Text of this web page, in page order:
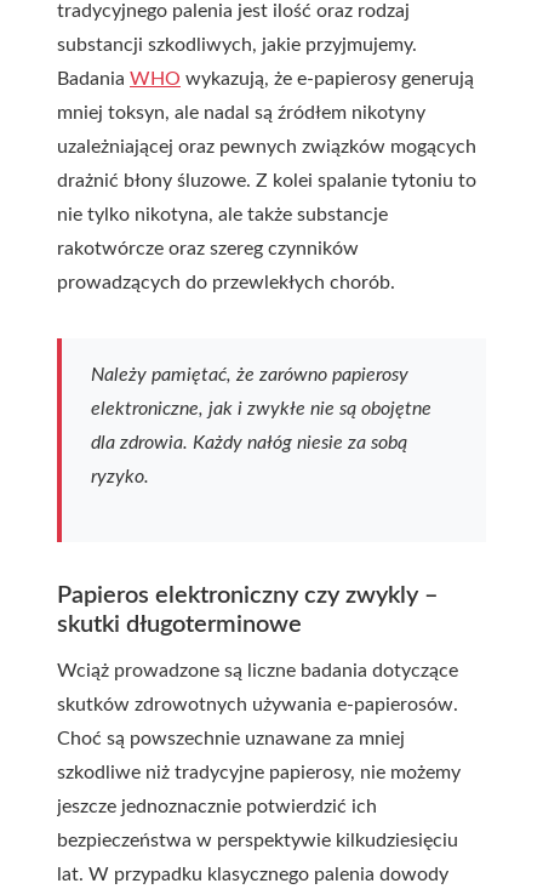
tradycyjnego palenia jest ilość oraz rodzaj
substancji szkodliwych, jakie przyjmujemy.
Badania WHO wykazują, że e-papierosy generują
mniej toksyn, ale nadal są źródłem nikotyny
uzależniającej oraz pewnych związków mogących
drażnić błony śluzowe. Z kolei spalanie tytoniu to
nie tylko nikotyna, ale także substancje
rakotwórcze oraz szereg czynników
prowadzących do przewlekłych chorób.
Należy pamiętać, że zarówno papierosy
elektroniczne, jak i zwykłe nie są obojętne
dla zdrowia. Każdy nałóg niesie za sobą
ryzyko.
Papieros elektroniczny czy zwykly –
skutki długoterminowe
Wciąż prowadzone są liczne badania dotyczące
skutków zdrowotnych używania e-papierosów.
Choć są powszechnie uznawane za mniej
szkodliwe niż tradycyjne papierosy, nie możemy
jeszcze jednoznacznie potwierdzić ich
bezpieczeństwa w perspektywie kilkudziesięciu
lat. W przypadku klasycznego palenia dowody